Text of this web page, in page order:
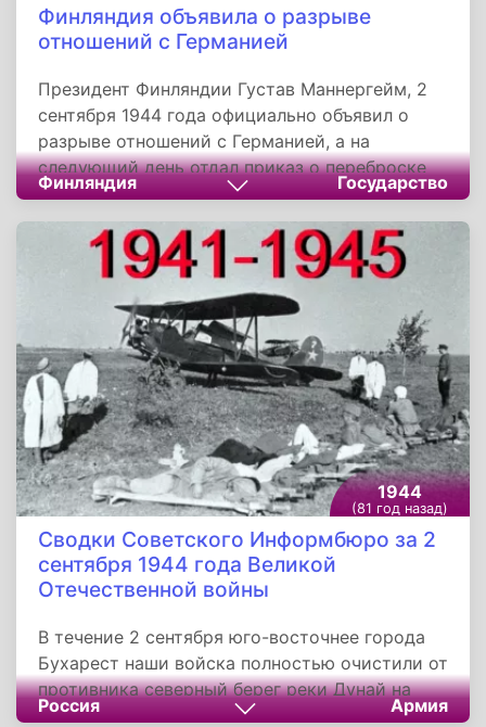
Финляндия объявила о разрыве
отношений с Германией
Президент Финляндии Густав Маннергейм, 2
сентября 1944 года официально объявил о
разрыве отношений с Германией, а на
следующий день отдал приказ о переброске
армейских соединений на север. Кроме того,
Маннергейм предложил Сталину начать отвод
финских войск за границы 1940 года и
пообещал, что финны самостоятельно
проследят за эвакуацией немецких частей.
Советское руководство приняло эти
предложения.
Финляндия Государство
1944
(81 год назад)
Сводки Советского Информбюро за 2
сентября 1944 года Великой
Отечественной войны
В течение 2 сентября юго-восточнее города
Бухарест наши войска полностью очистили от
противника северный берег реки Дунай на
участке Олтеница, Фетешти, заняв при этом
Россия Армия